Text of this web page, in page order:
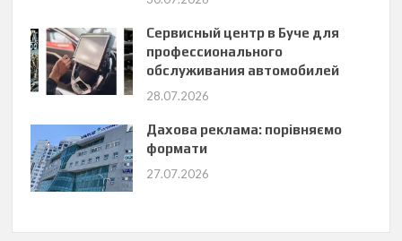
Сервисный центр в Буче для
профессионального
обслуживания автомобилей
28.07.2026
Дахова реклама: порівняємо
формати
27.07.2026